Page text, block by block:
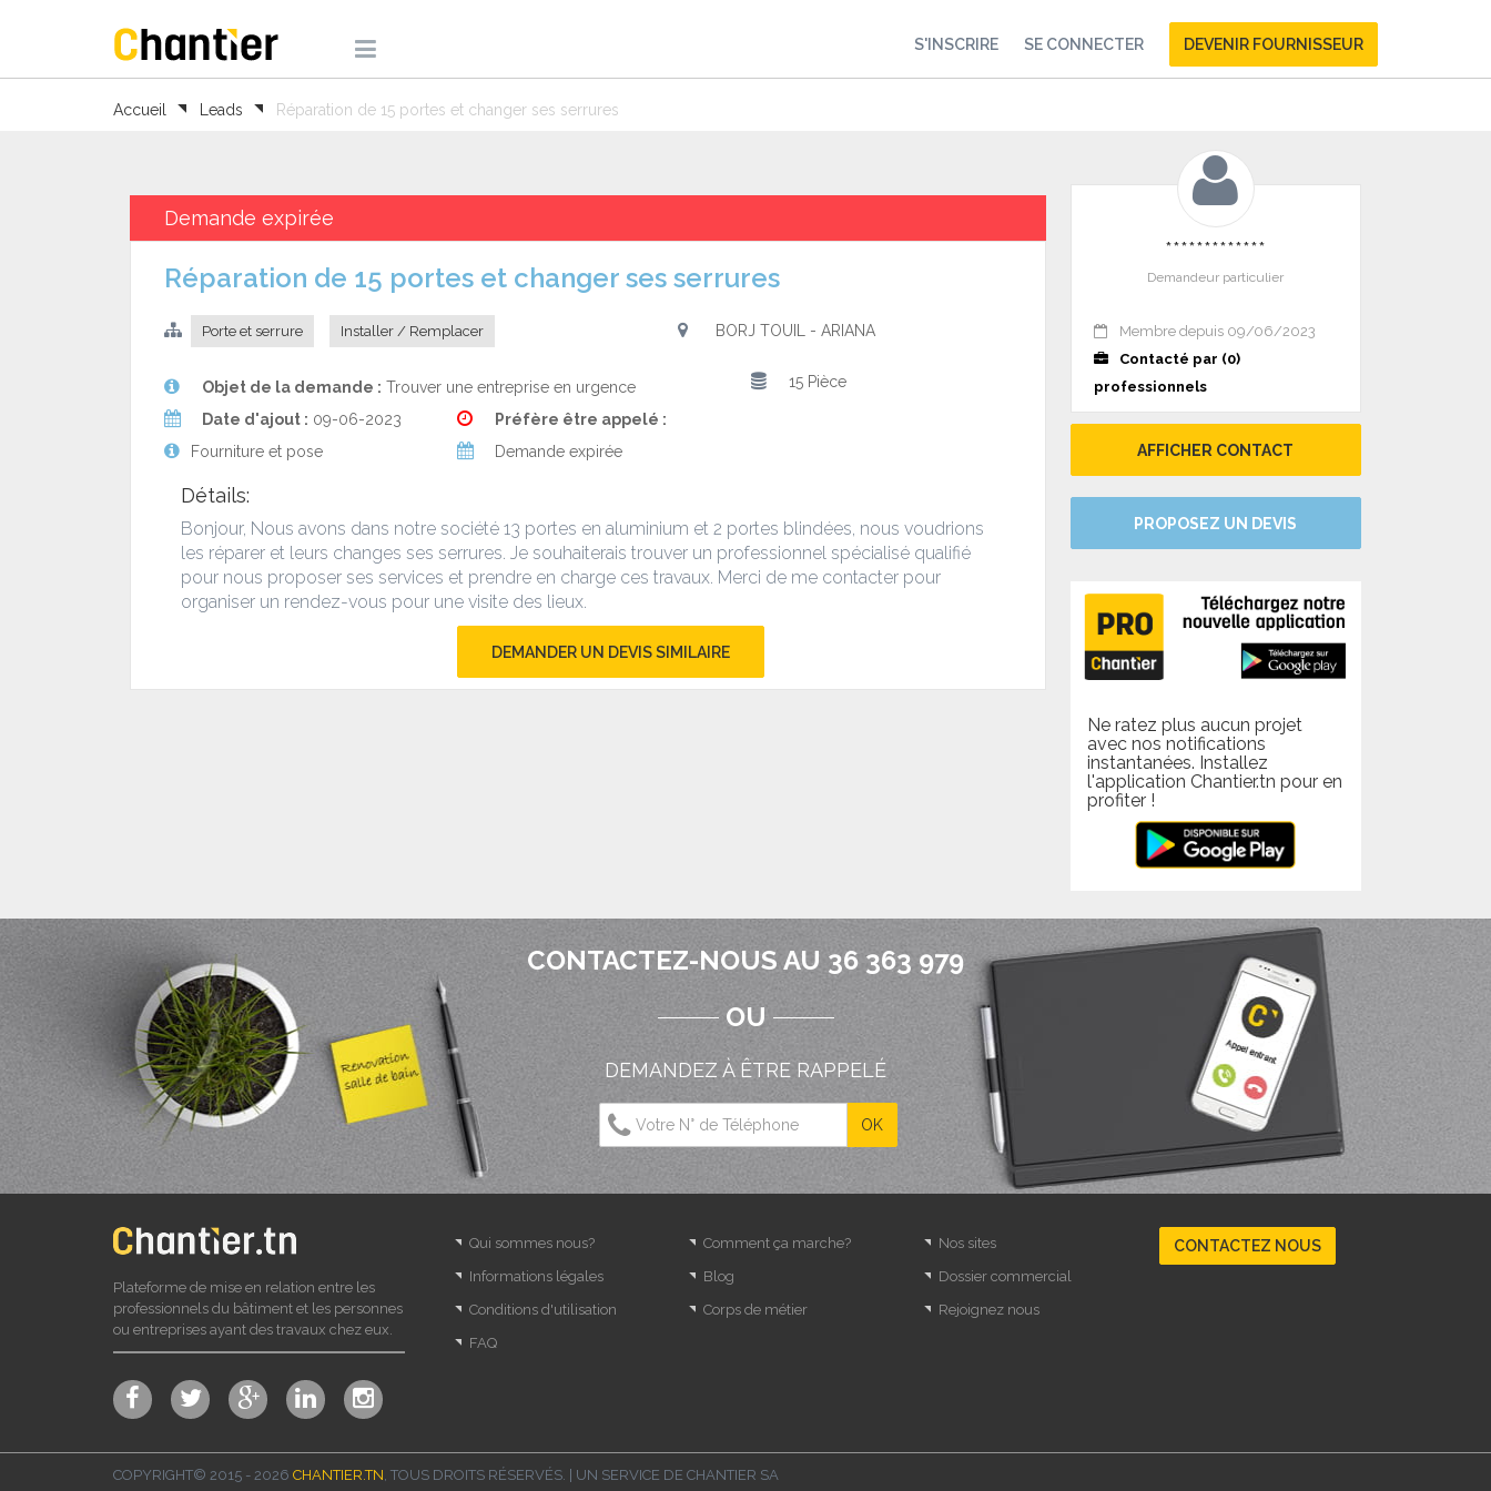
S'INSCRIRE SE CONNECTER DEVENIR FOURNISSEUR
Accueil Leads Réparation de 15 portes et changer ses serrures
Demande expirée
Réparation de 15 portes et changer ses serrures
Porte et serrure Installer / Remplacer BORJ TOUIL - ARIANA
Objet de la demande : Trouver une entreprise en urgence 15 Pièce
Date d'ajout : 09-06-2023
Préfère être appelé :
Fourniture et pose
Demande expirée
Détails:
Bonjour, Nous avons dans notre société 13 portes en aluminium et 2 portes blindées, nous voudrions
les réparer et leurs changes ses serrures. Je souhaiterais trouver un professionnel spécialisé qualifié
pour nous proposer ses services et prendre en charge ces travaux. Merci de me contacter pour
organiser un rendez-vous pour une visite des lieux.
DEMANDER UN DEVIS SIMILAIRE
*************
Demandeur particulier
Membre depuis 09/06/2023
Contacté par (0)
professionnels
AFFICHER CONTACT
PROPOSEZ UN DEVIS
Ne ratez plus aucun projet
avec nos notifications
instantanées. Installez
l'application Chantier.tn pour en
profiter !
CONTACTEZ-NOUS AU 36 363 979
OU
DEMANDEZ À ÊTRE RAPPELÉ
Plateforme de mise en relation entre les
professionnels du bâtiment et les personnes
ou entreprises ayant des travaux chez eux.
Qui sommes nous?
Informations légales
Conditions d'utilisation
FAQ
Comment ça marche?
Blog
Corps de métier
Nos sites
Dossier commercial
Rejoignez nous
CONTACTEZ NOUS
COPYRIGHT© 2015 - 2026 CHANTIER.TN, TOUS DROITS RÉSERVÉS. | UN SERVICE DE CHANTIER SA